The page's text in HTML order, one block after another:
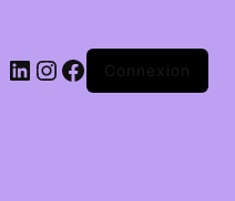
LinkedIn
Instagram
Facebook
Connexion